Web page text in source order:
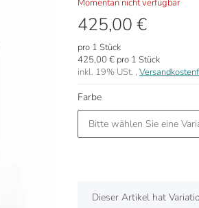
Momentan nicht verfügbar
425,00 €
pro 1 Stück
425,00 € pro 1 Stück
inkl. 19% USt. ,
Farbe
Bitte wählen Sie eine
x
Dieser Artikel hat